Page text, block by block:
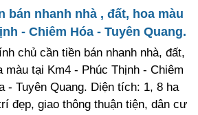
bán nhanh nhà , đất, hoa màu
- Chiêm Hóa - Tuyên Quang.
chủ cần tiền bán nhanh nhà, đất,
màu tại Km4 - Phúc Thịnh - Chiêm
- Tuyên Quang. Diện tích: 1, 8 ha
đẹp, giao thông thuận tiện, dân cư